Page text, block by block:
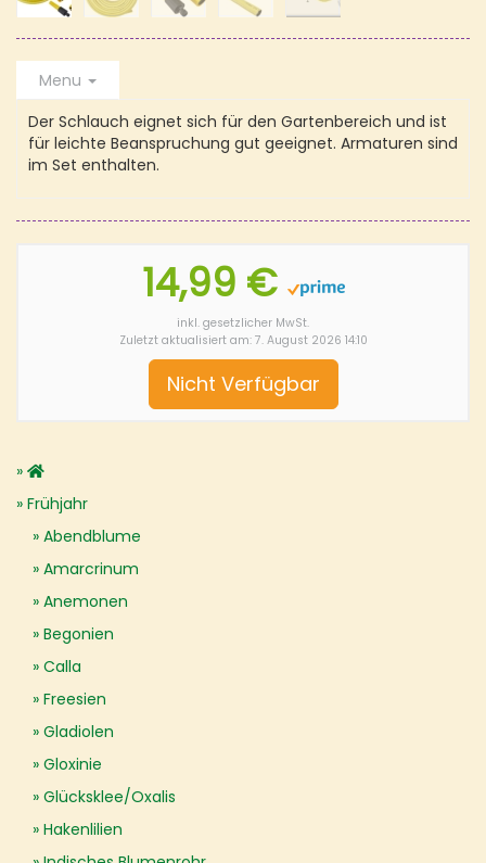
Menu
Der Schlauch eignet sich für den Gartenbereich und ist
für leichte Beanspruchung gut geeignet. Armaturen sind
im Set enthalten.
14,99 €
inkl. gesetzlicher MwSt.
Zuletzt aktualisiert am: 7. August 2026 14:10
Nicht Verfügbar
Frühjahr
Abendblume
Amarcrinum
Anemonen
Begonien
Calla
Freesien
Gladiolen
Gloxinie
Glücksklee/Oxalis
Hakenlilien